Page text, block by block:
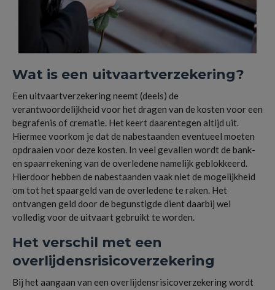
Wat is een uitvaartverzekering?
Een uitvaartverzekering neemt (deels) de
verantwoordelijkheid voor het dragen van de kosten voor een
begrafenis of crematie. Het keert daarentegen altijd uit.
Hiermee voorkom je dat de nabestaanden eventueel moeten
opdraaien voor deze kosten. In veel gevallen wordt de bank-
en spaarrekening van de overledene namelijk geblokkeerd.
Hierdoor hebben de nabestaanden vaak niet de mogelijkheid
om tot het spaargeld van de overledene te raken. Het
ontvangen geld door de begunstigde dient daarbij wel
volledig voor de uitvaart gebruikt te worden.
Het verschil met een
overlijdensrisicoverzekering
Bij het aangaan van een overlijdensrisicoverzekering wordt